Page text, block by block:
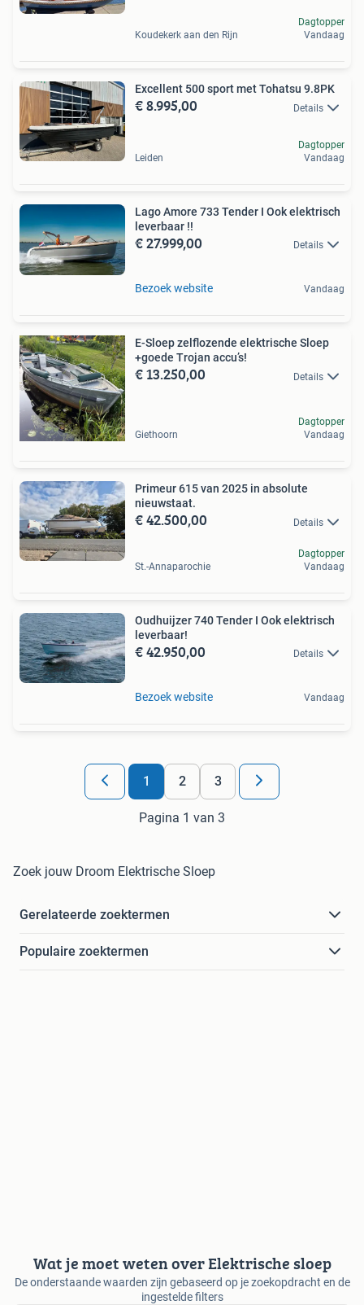
Koudekerk aan den Rijn
Dagtopper
Vandaag
Excellent 500 sport met Tohatsu 9.8PK
€ 8.995,00 Details
Leiden
Dagtopper
Vandaag
Lago Amore 733 Tender I Ook elektrisch
leverbaar !!
€ 27.999,00 Details
Bezoek website Vandaag
E-Sloep zelflozende elektrische Sloep
+goede Trojan accu’s!
€ 13.250,00 Details
Giethoorn
Dagtopper
Vandaag
Primeur 615 van 2025 in absolute
nieuwstaat.
€ 42.500,00 Details
St.-Annaparochie
Dagtopper
Vandaag
Oudhuijzer 740 Tender I Ook elektrisch
leverbaar!
€ 42.950,00 Details
Bezoek website Vandaag
1 2 3
Pagina 1 van 3
Zoek jouw Droom Elektrische Sloep
Gerelateerde zoektermen
Populaire zoektermen
Wat je moet weten over Elektrische sloep
De onderstaande waarden zijn gebaseerd op je zoekopdracht en de
ingestelde filters